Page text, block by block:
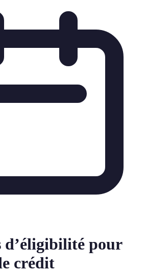
d’éligibilité pour
crédit